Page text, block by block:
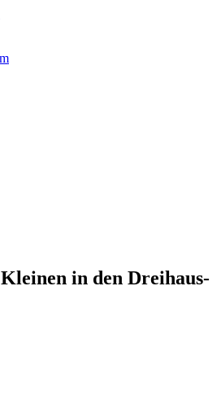
in den Dreihaus-